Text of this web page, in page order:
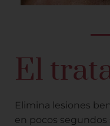
El
Elimina lesiones
en pocos segundos